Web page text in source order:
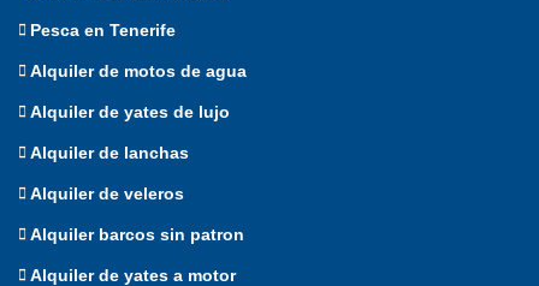
Pesca en Tenerife
Alquiler de motos de agua
Alquiler de yates de lujo
Alquiler de lanchas
Alquiler de veleros
Alquiler barcos sin patron
Alquiler de yates a motor